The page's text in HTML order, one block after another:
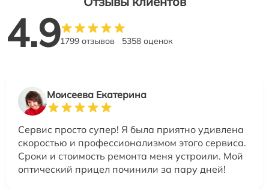
4.91799 отзывов 5358 оценок
Моисеева Екатерина
Сервис просто супер! Я была приятно удивлена
скоростью и профессионализмом этого сервиса.
Сроки и стоимость ремонта меня устроили. Мой
оптический прицел починили за пару дней!